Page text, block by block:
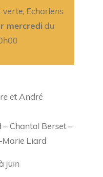
verte, Echarlens
mercredi du
et André
Chantal Berset –
Marie Liard
juin